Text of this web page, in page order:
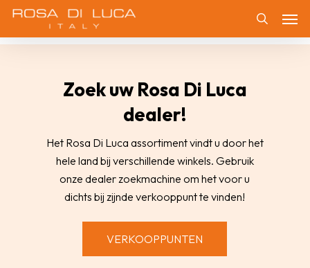
Skip
main
Zoek uw Rosa Di Luca
dealer!
Het Rosa Di Luca assortiment vindt u door het
hele land bij verschillende winkels. Gebruik
onze dealer zoekmachine om het voor u
dichts bij zijnde verkooppunt te vinden!
VERKOOPPUNTEN